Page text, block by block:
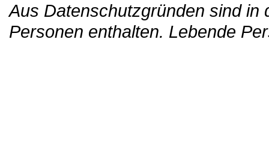
Aus Datenschutzgründen sind in
Personen enthalten. Lebende